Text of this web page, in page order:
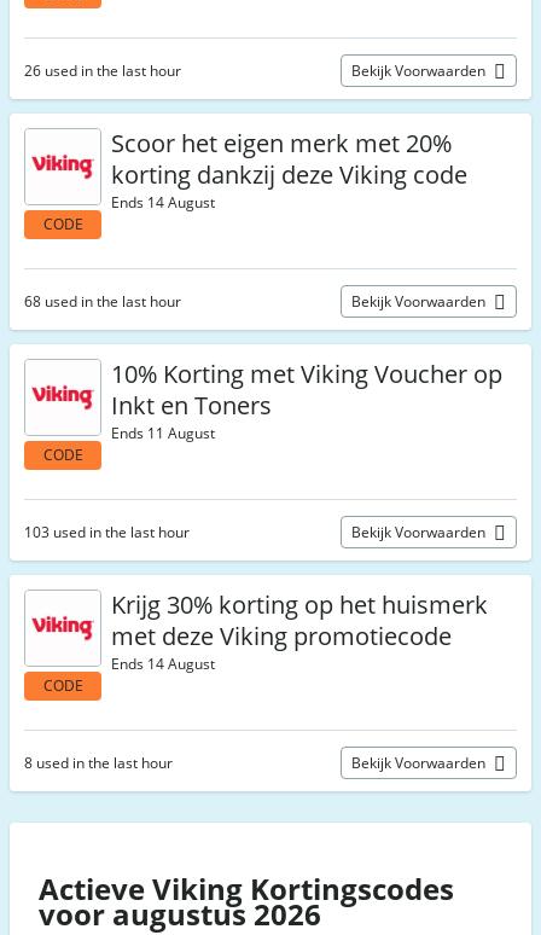
26 used in the last hour Bekijk Voorwaarden
CODE
Scoor het eigen merk met 20%
korting dankzij deze Viking code
Ends 14 August
68 used in the last hour Bekijk Voorwaarden
CODE
10% Korting met Viking Voucher op
Inkt en Toners
Ends 11 August
103 used in the last hour Bekijk Voorwaarden
CODE
Krijg 30% korting op het huismerk
met deze Viking promotiecode
Ends 14 August
8 used in the last hour Bekijk Voorwaarden
Actieve Viking Kortingscodes
voor augustus 2026